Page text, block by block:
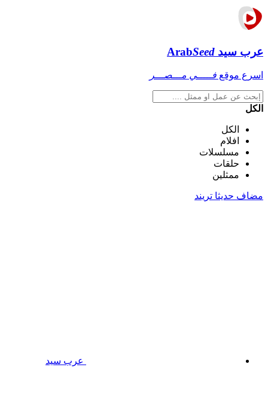
عرب سيد ArabSeed
اسرع موقع فـــــي مـــصـــر
الكل
الكل
افلام
مسلسلات
حلقات
ممثلين
مضاف حديثا تريند
عرب سيد